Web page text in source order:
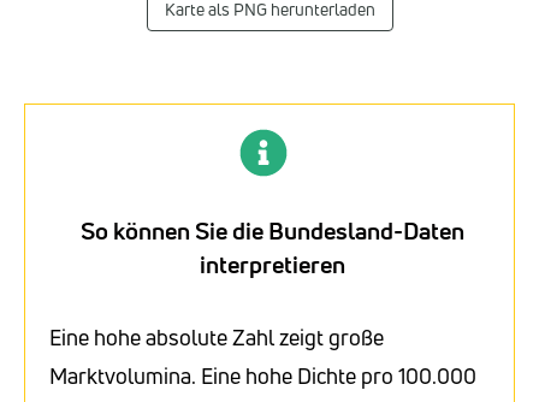
Karte als PNG herunterladen
So können Sie die Bundesland-Daten
interpretieren
Eine hohe absolute Zahl zeigt große
Marktvolumina. Eine hohe Dichte pro 100.000